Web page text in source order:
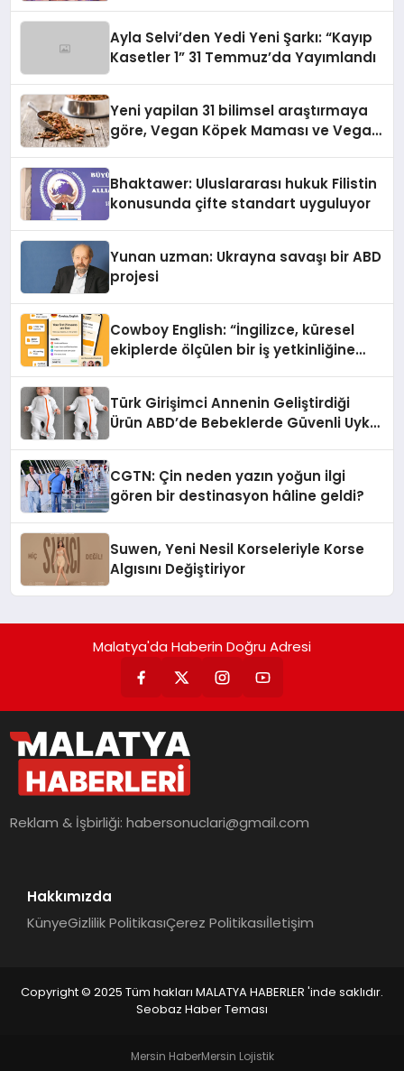
Ayla Selvi’den Yedi Yeni Şarkı: “Kayıp
Kasetler 1” 31 Temmuz’da Yayımlandı
Yeni yapilan 31 bilimsel araştırmaya
göre, Vegan Köpek Maması ve Vegan
Bhaktawer: Uluslararası hukuk Filistin
konusunda çifte standart uyguluyor
Yunan uzman: Ukrayna savaşı bir ABD
projesi
Cowboy English: “İngilizce, küresel
ekiplerde ölçülen bir iş yetkinliğine
Türk Girişimci Annenin Geliştirdiği
Ürün ABD’de Bebeklerde Güvenli Uyku
CGTN: Çin neden yazın yoğun ilgi
gören bir destinasyon hâline geldi?
Suwen, Yeni Nesil Korseleriyle Korse
Algısını Değiştiriyor
Malatya'da Haberin Doğru Adresi
Reklam & İşbirliği:habersonuclari@gmail.com
Hakkımızda
KünyeGizlilik PolitikasıÇerez Politikasıİletişim
Copyright © 2025 Tüm hakları MALATYA HABERLER 'inde saklıdır.
Seobaz Haber Teması
Mersin HaberMersin Lojistik